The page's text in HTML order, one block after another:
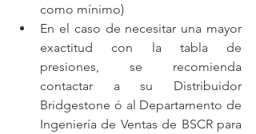
como mínimo)
En el caso de necesitar una mayor
exactitud con la tabla de
presiones, se recomienda
contactar a su Distribuidor
Bridgestone ó al Departamento de
Ingeniería de Ventas de BSCR para